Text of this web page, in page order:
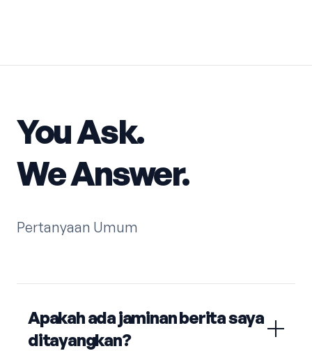
You Ask.
We Answer.
Pertanyaan Umum
Apakah ada jaminan berita saya
ditayangkan?